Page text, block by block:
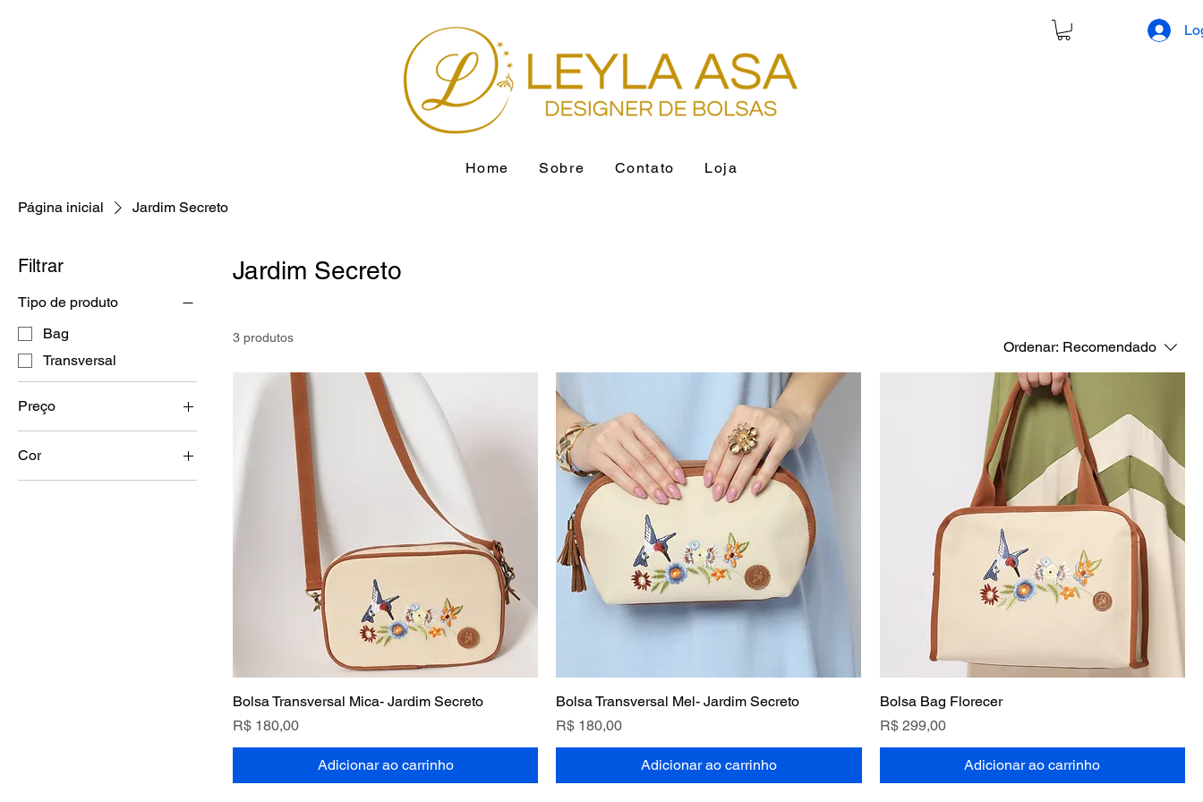
Home Sobre Contato Loja
Página inicial Jardim Secreto
Filtrar
Tipo de produto
Bag
Transversal
Preço
R$ 180 R$ 299
Cor
Jardim Secreto
3 produtos
Ordenar: Recomendado
Bolsa Transversal Mica- Jardim Secreto
Preço
R$ 180,00
Adicionar ao carrinho
Bolsa Transversal Mel- Jardim Secreto
Preço
R$ 180,00
Adicionar ao carrinho
Bolsa Bag Florecer
Preço
R$ 299,00
Adicionar ao carrinho